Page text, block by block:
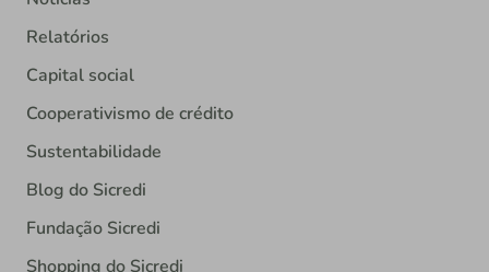
Relatórios
Capital social
Cooperativismo de crédito
Sustentabilidade
Blog do Sicredi
Fundação Sicredi
Shopping do Sicredi